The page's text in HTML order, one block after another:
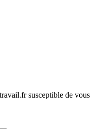
susceptible de vous